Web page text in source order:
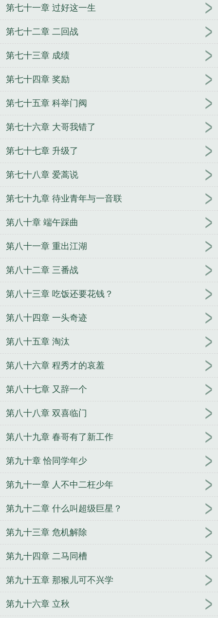
第七十一章 过好这一生
第七十二章 二回战
第七十三章 成绩
第七十四章 奖励
第七十五章 科举门阀
第七十六章 大哥我错了
第七十七章 升级了
第七十八章 爱蒿说
第七十九章 待业青年与一音联
第八十章 端午踩曲
第八十一章 重出江湖
第八十二章 三番战
第八十三章 吃饭还要花钱？
第八十四章 一头奇迹
第八十五章 淘汰
第八十六章 程秀才的哀羞
第八十七章 又辞一个
第八十八章 双喜临门
第八十九章 春哥有了新工作
第九十章 恰同学年少
第九十一章 人不中二枉少年
第九十二章 什么叫超级巨星？
第九十三章 危机解除
第九十四章 二马同槽
第九十五章 那猴儿可不兴学
第九十六章 立秋